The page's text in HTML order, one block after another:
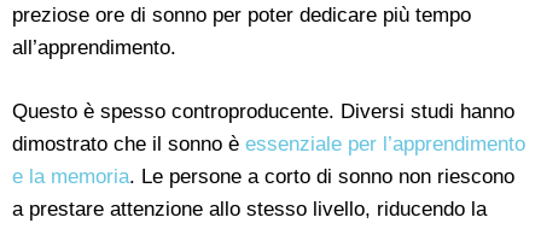
preziose ore di sonno per poter dedicare più tempo
all’apprendimento.
Questo è spesso controproducente. Diversi studi hanno
dimostrato che il sonno è essenziale per l’apprendimento
e la memoria. Le persone a corto di sonno non riescono
a prestare attenzione allo stesso livello, riducendo la